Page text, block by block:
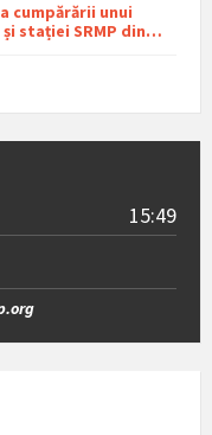
cumpărării unui
stației SRMP din
15:49